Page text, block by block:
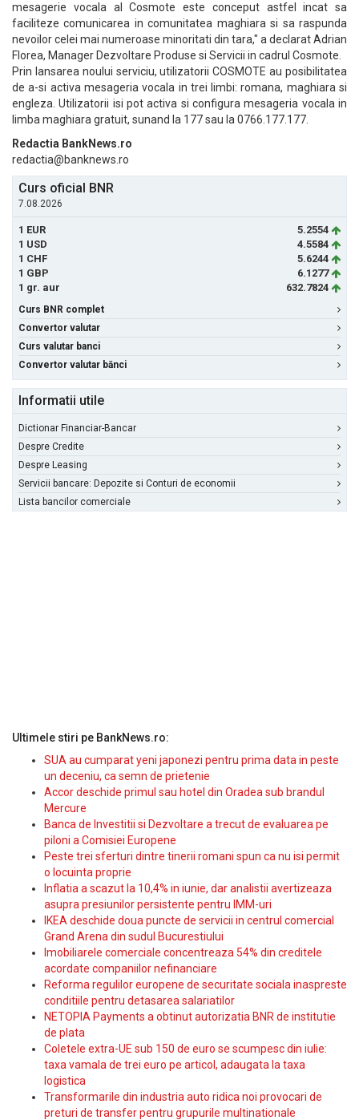
mesagerie vocala al Cosmote este conceput astfel incat sa
faciliteze comunicarea in comunitatea maghiara si sa raspunda
nevoilor celei mai numeroase minoritati din tara," a declarat Adrian
Florea, Manager Dezvoltare Produse si Servicii in cadrul Cosmote.
Prin lansarea noului serviciu, utilizatorii COSMOTE au posibilitatea
de a-si activa mesageria vocala in trei limbi: romana, maghiara si
engleza. Utilizatorii isi pot activa si configura mesageria vocala in
limba maghiara gratuit, sunand la 177 sau la 0766.177.177.
Redactia BankNews.ro
redactia@banknews.ro
Curs oficial BNR
7.08.2026
1 EUR
5.2554
1 USD
4.5584
1 CHF
5.6244
1 GBP
6.1277
1 gr. aur
632.7824
Curs BNR complet
Convertor valutar
Curs valutar banci
Convertor valutar bănci
Informatii utile
Dictionar Financiar-Bancar
Despre Credite
Despre Leasing
Servicii bancare: Depozite si Conturi de economii
Lista bancilor comerciale
Ultimele stiri pe BankNews.ro:
SUA au cumparat yeni japonezi pentru prima data in peste
un deceniu, ca semn de prietenie
Accor deschide primul sau hotel din Oradea sub brandul
Mercure
Banca de Investitii si Dezvoltare a trecut de evaluarea pe
piloni a Comisiei Europene
Peste trei sferturi dintre tinerii romani spun ca nu isi permit
o locuinta proprie
Inflatia a scazut la 10,4% in iunie, dar analistii avertizeaza
asupra presiunilor persistente pentru IMM-uri
IKEA deschide doua puncte de servicii in centrul comercial
Grand Arena din sudul Bucurestiului
Imobiliarele comerciale concentreaza 54% din creditele
acordate companiilor nefinanciare
Reforma regulilor europene de securitate sociala inaspreste
conditiile pentru detasarea salariatilor
NETOPIA Payments a obtinut autorizatia BNR de institutie
de plata
Coletele extra-UE sub 150 de euro se scumpesc din iulie:
taxa vamala de trei euro pe articol, adaugata la taxa
logistica
Transformarile din industria auto ridica noi provocari de
preturi de transfer pentru grupurile multinationale